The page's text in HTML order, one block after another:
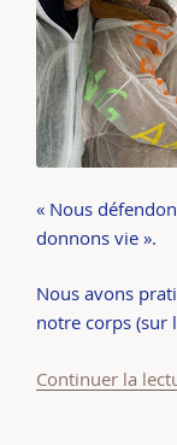
« Nous
donnons vie ».
Nous avons
notre corps (sur
Continuer la